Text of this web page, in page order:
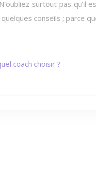
surtout pas
conseils ; parce
coach choisir ?